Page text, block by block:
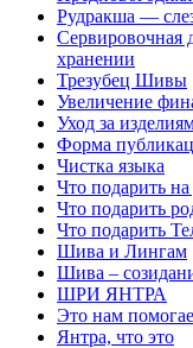
Рудракша —
Сервировочная
хранении
Трезубец Шивы
Увеличение
Уход за
Форма
Чистка языка
Что подарить
Что подарить
Что подарить
Шива и Лингам
Шива –
ШРИ ЯНТРА
Это нам
Янтра, что это